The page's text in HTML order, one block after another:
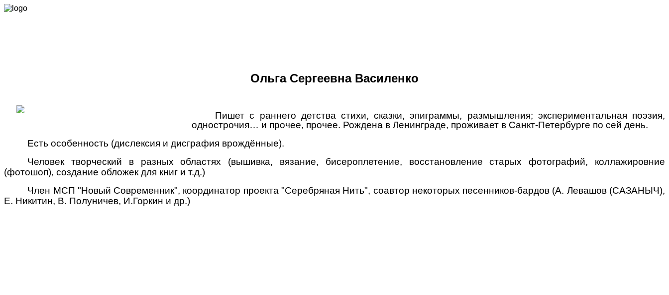
Ольга Сергеевна Василенко
Пишет с раннего детства стихи, сказки, эпиграммы, размышления; экспериментальная поэзия,
однострочия… и прочее, прочее. Рождена в Ленинграде, проживает в Санкт-Петербурге по сей день.
Есть особенность (дислексия и дисграфия врождённые).
Человек творческий в разных областях (вышивка, вязание, бисероплетение, восстановление старых фотографий, коллажировние
(фотошоп), создание обложек для книг и т.д.)
Член МСП "Новый Современник", координатор проекта "Серебряная Нить", соавтор некоторых песенников-бардов (А. Левашов (САЗАНЫЧ),
Е. Никитин, В. Полуничев, И.Горкин и др.)